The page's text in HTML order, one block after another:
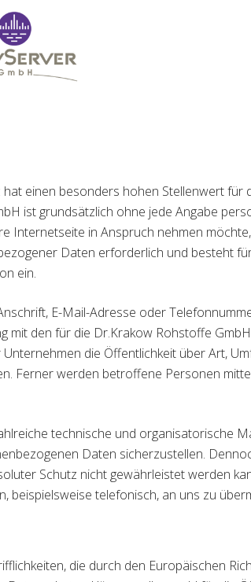
einen besonders hohen Stellenwert für
ist grundsätzlich ohne jede Angabe
in Anspruch nehmen
Daten erforderlich und besteht
ein.
E-Mail-Adresse oder
mit den für die Dr.Krakow Rohstoffe
die Öffentlichkeit über Art,
Ferner werden betroffene Personen
technische und organisatorische
Daten sicherzustellen.
Schutz nicht gewährleistet werden
telefonisch, an uns zu
die durch den Europäischen